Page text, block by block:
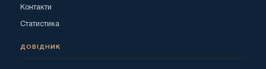
Контакти
Статистика
ДОВІДНИК